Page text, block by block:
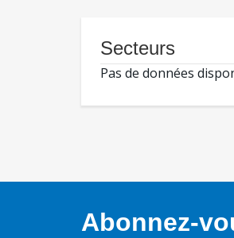
Secteurs
Pas de données
Abonnez-